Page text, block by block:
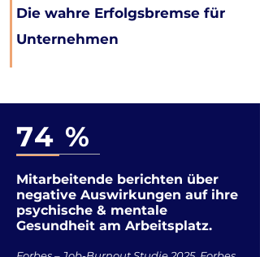
Die wahre Erfolgsbremse für
Unternehmen
74 %
Mitarbeitende berichten über
negative Auswirkungen auf ihre
psychische & mentale
Gesundheit am Arbeitsplatz.